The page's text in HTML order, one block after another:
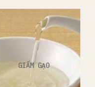
GIẤM GẠO